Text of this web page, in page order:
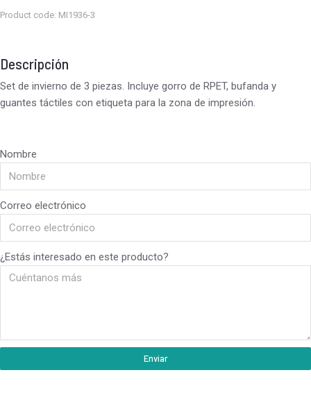
Product code: MI1936-3
Descripción
Set de invierno de 3 piezas. Incluye gorro de RPET, bufanda y
guantes táctiles con etiqueta para la zona de impresión.
Nombre
Correo electrónico
¿Estás interesado en este producto?
Enviar